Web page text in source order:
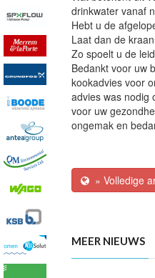
drinkwater vanaf
Hebt u de
Laat dan de
Zo spoelt u de
Bedankt voor uw
kookadvies voor
advies was nodig
voor uw
ongemak en
» Volledige
MEER NIEUWS